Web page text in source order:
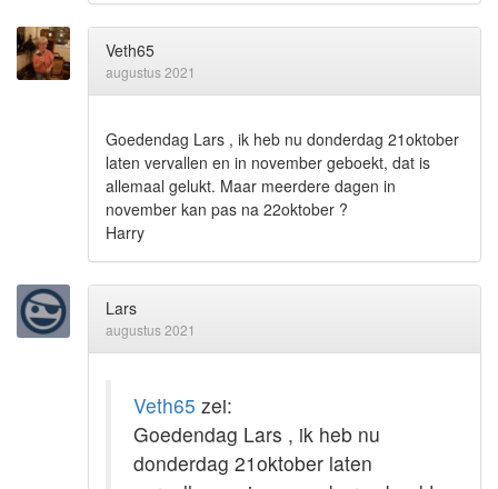
Veth65
augustus 2021
Goedendag Lars , ik heb nu donderdag 21oktober
laten vervallen en in november geboekt, dat is
allemaal gelukt. Maar meerdere dagen in
november kan pas na 22oktober ?
Harry
Lars
augustus 2021
Veth65 zei:
Goedendag Lars , ik heb nu
donderdag 21oktober laten